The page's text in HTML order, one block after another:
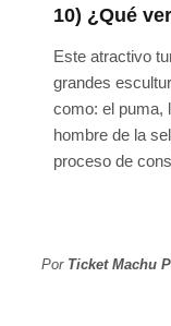
10) ¿Qué
Este atractivo
grandes
como: el puma,
hombre de la
proceso de
Por Ticket Machu